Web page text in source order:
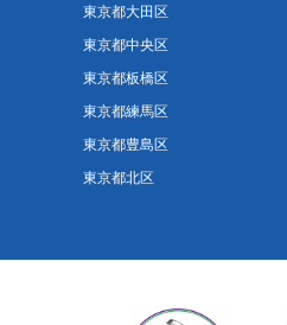
東京都大田区
東京都中央区
東京都板橋区
東京都練馬区
東京都豊島区
東京都北区